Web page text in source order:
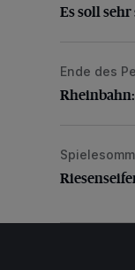
Es soll
Rheinbahn:
Ende des